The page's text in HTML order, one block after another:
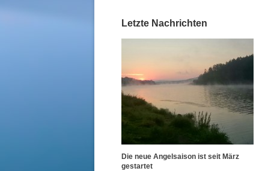
Letzte Nachrichten
Die neue Angelsaison ist seit März
gestartet